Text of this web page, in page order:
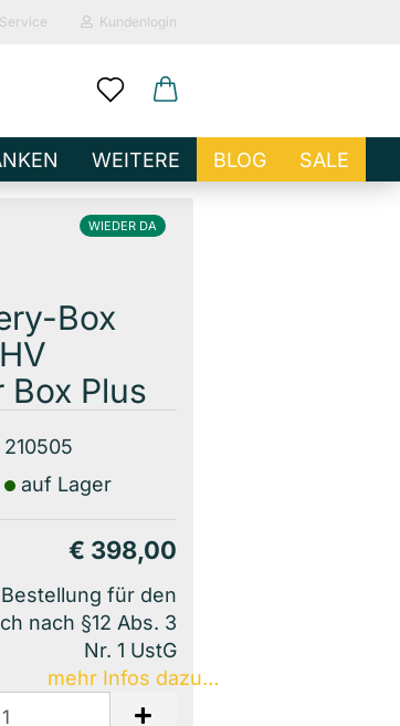
Kundenlogin
BLOG SALE
WEITERE
WIEDER DA
Box
Box Plus
210505
auf Lager
€ 398,00
Bestellung für den
nach §12 Abs. 3
Nr. 1 UstG
mehr Infos dazu…